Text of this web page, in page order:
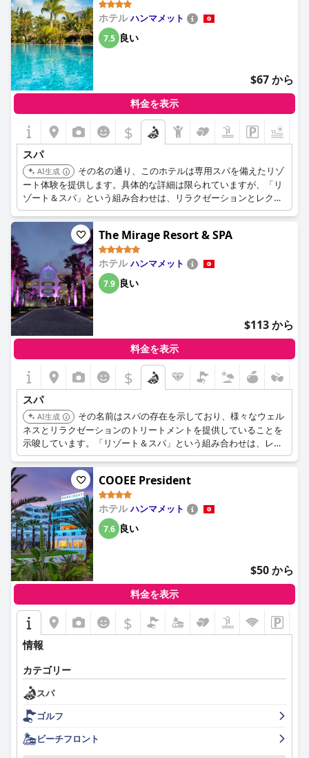
る体験を提供しています。
ホテルハンマメット
7.5 良い
$67 から
料金を表示
$
スパ
AI生成
その名の通り、このホテルは専用スパを備えたリゾ
ート体験を提供します。具体的な詳細は限られていますが、「リ
ゾート＆スパ」という組み合わせは、リラクゼーションとレクリ
エーションの両方のアメニティ提供に重点を置いていることを示
しています。
The Mirage Resort & SPA
ホテルハンマメット
7.9 良い
$113 から
料金を表示
$
スパ
AI生成
その名前はスパの存在を示しており、様々なウェル
ネスとリラクゼーションのトリートメントを提供していることを
示唆しています。「リゾート＆スパ」という組み合わせは、レジ
ャーと治療の両方のアメニティに重点を置いていることを意味し
ます。
COOEE President
ホテルハンマメット
7.6 良い
$50 から
料金を表示
$
情報
カテゴリー
スパ
ゴルフ
ビーチフロント